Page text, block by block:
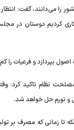
را می‌دانند، گفت:
سال خرابکاری کردیم دوستان
بپردازد و فرعیات را
نظام تاکید کرد:
و تورم حل خواهد شد.
تا زمانی که مصرف بر